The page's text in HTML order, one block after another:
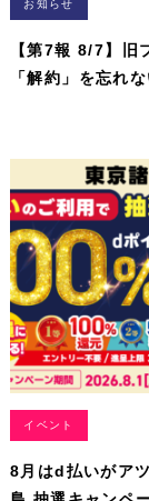
お知らせ
【第7報 8/7】旧
「解約」を忘れな
イベント
8月はd払いがア